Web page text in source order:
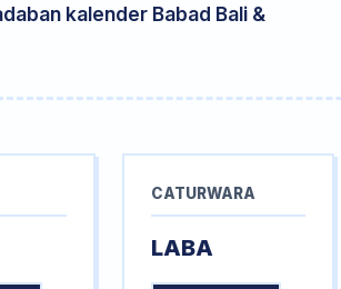
kalender Babad Bali &
CATURWARA
LABA